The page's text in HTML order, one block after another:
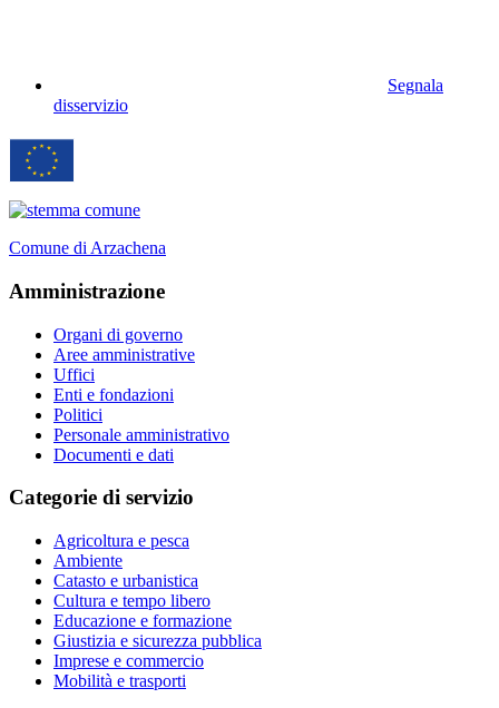
Segnala
disservizio
Comune di Arzachena
Amministrazione
Organi di governo
Aree amministrative
Uffici
Enti e fondazioni
Politici
Personale amministrativo
Documenti e dati
Categorie di servizio
Agricoltura e pesca
Ambiente
Catasto e urbanistica
Cultura e tempo libero
Educazione e formazione
Giustizia e sicurezza pubblica
Imprese e commercio
Mobilità e trasporti